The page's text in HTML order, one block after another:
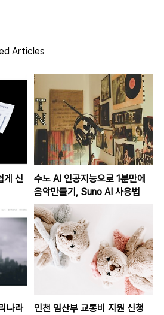
Articles
게 신
수노 AI 인공지능으로 1분만에
음악만들기, Suno AI 사용법
나라
인천 임산부 교통비 지원 신청